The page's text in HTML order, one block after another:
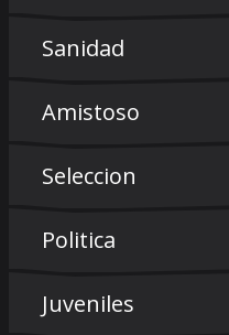
Sanidad
Amistoso
Seleccion
Politica
Juveniles